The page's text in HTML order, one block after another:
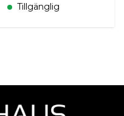
Tillgänglig